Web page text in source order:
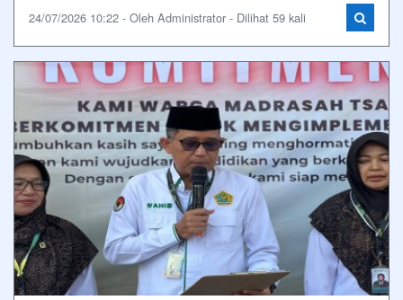
24/07/2026 10:22 - Oleh Administrator - Dilihat 59 kali